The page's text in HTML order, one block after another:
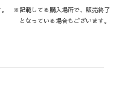
。 ※記載してる購入場所で、販売終了
となっている場合もございます。